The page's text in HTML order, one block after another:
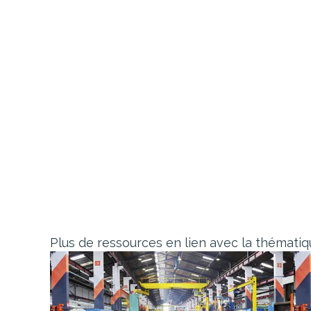
Plus de ressources en lien avec la